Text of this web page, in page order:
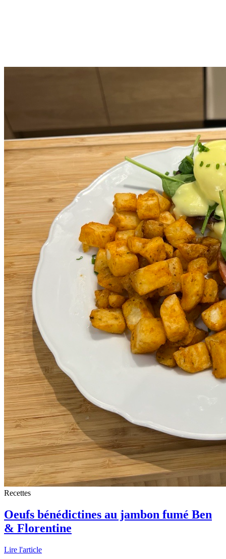
Recettes
Oeufs bénédictines au jambon fumé Ben
& Florentine
Lire l'article